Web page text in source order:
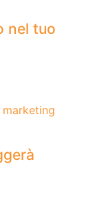
nel tuo